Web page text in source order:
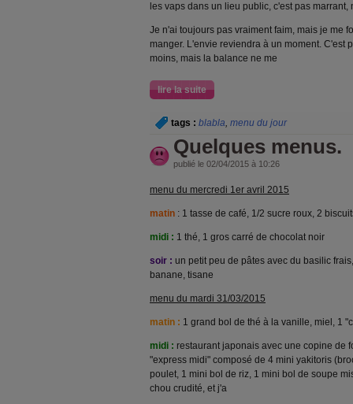
les vaps dans un lieu public, c'est pas marrant,
Je n'ai toujours pas vraiment faim, mais je me
manger. L'envie reviendra à un moment. C'est
moins, mais la balance ne me
lire la suite
tags : blabla, menu du jour
Quelques menus.
publié le 02/04/2015 à 10:26
menu du mercredi 1er avril 2015
matin : 1 tasse de café, 1/2 sucre roux, 2
midi : 1 thé, 1 gros carré de chocolat noir
soir : un petit peu de pâtes avec du basilic
banane, tisane
menu du mardi 31/03/2015
matin : 1 grand bol de thé à la vanille, miel, 1
midi : restaurant japonais avec une copine de
"express midi" composé de 4 mini yakitoris
poulet, 1 mini bol de riz, 1 mini bol de soupe
chou crudité, et j'a